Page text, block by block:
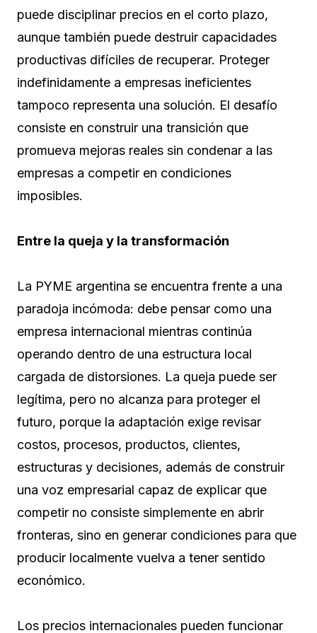
puede disciplinar precios en el corto plazo,
aunque también puede destruir capacidades
productivas difíciles de recuperar. Proteger
indefinidamente a empresas ineficientes
tampoco representa una solución. El desafío
consiste en construir una transición que
promueva mejoras reales sin condenar a las
empresas a competir en condiciones
imposibles.
Entre la queja y la transformación
La PYME argentina se encuentra frente a una
paradoja incómoda: debe pensar como una
empresa internacional mientras continúa
operando dentro de una estructura local
cargada de distorsiones. La queja puede ser
legítima, pero no alcanza para proteger el
futuro, porque la adaptación exige revisar
costos, procesos, productos, clientes,
estructuras y decisiones, además de construir
una voz empresarial capaz de explicar que
competir no consiste simplemente en abrir
fronteras, sino en generar condiciones para que
producir localmente vuelva a tener sentido
económico.
Los precios internacionales pueden funcionar